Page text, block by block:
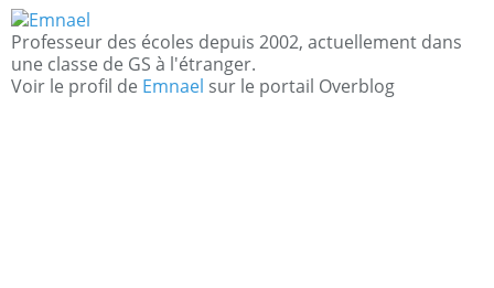
Professeur des écoles depuis 2002, actuellement dans
une classe de GS à l'étranger.
Voir le profil de Emnael sur le portail Overblog